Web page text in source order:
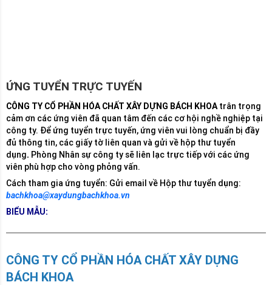
ỨNG TUYỂN TRỰC TUYẾN
CÔNG TY CỔ PHẦN HÓA CHẤT XÂY DỰNG BÁCH KHOAtrân trọng
cảm ơn các ứng viên đã quan tâm đến các cơ hội nghề nghiệp tại
công ty. Để ứng tuyển trực tuyến, ứng viên vui lòng chuẩn bị đầy
đủ thông tin, các giấy tờ liên quan và gửi về hộp thư tuyển
dụng. Phòng Nhân sự công ty sẽ liên lạc trực tiếp với các ứng
viên phù hợp cho vòng phỏng vấn.
Cách tham gia ứng tuyển: Gửi email về Hộp thư tuyển dụng:
bachkhoa@xaydungbachkhoa.vn
BIỂU MẪU:
CÔNG TY CỔ PHẦN HÓA CHẤT XÂY DỰNG
BÁCH KHOA